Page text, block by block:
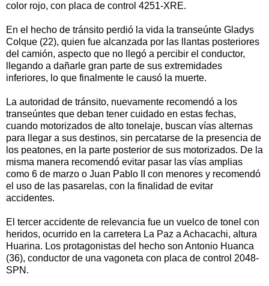
color rojo, con placa de control 4251-XRE.
En el hecho de tránsito perdió la vida la transeúnte Gladys
Colque (22), quien fue alcanzada por las llantas posteriores
del camión, aspecto que no llegó a percibir el conductor,
llegando a dañarle gran parte de sus extremidades
inferiores, lo que finalmente le causó la muerte.
La autoridad de tránsito, nuevamente recomendó a los
transeúntes que deban tener cuidado en estas fechas,
cuando motorizados de alto tonelaje, buscan vías alternas
para llegar a sus destinos, sin percatarse de la presencia de
los peatones, en la parte posterior de sus motorizados. De la
misma manera recomendó evitar pasar las vías amplias
como 6 de marzo o Juan Pablo II con menores y recomendó
el uso de las pasarelas, con la finalidad de evitar
accidentes.
El tercer accidente de relevancia fue un vuelco de tonel con
heridos, ocurrido en la carretera La Paz a Achacachi, altura
Huarina. Los protagonistas del hecho son Antonio Huanca
(36), conductor de una vagoneta con placa de control 2048-
SPN.